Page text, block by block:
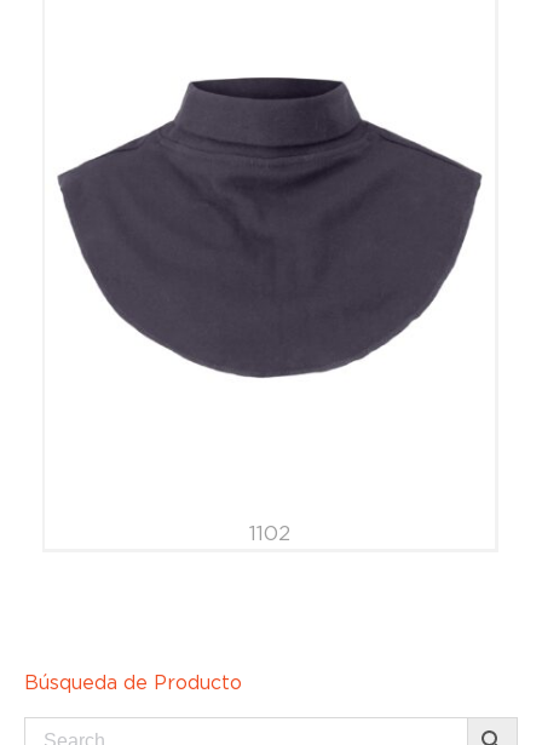
1102
Búsqueda de Producto